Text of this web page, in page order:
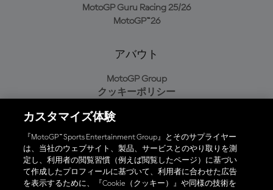
MotoGP Guru Racing 25/26
MotoGP™26
アバウト
MotoGP Group
クッキーポリシー
プライバシーポリシー
購入ポリシー
オフィシャルアプリ
カスタマイズ体験
『MotoGP™ Sports Entertainment Group』とそのサプライヤー
は、当社のウェブサイト、製品、サービスとのやり取りを測
定し、利用者の閲覧習慣（例えば閲覧したページ）に基づい
て作成したプロフィールに基づいて、利用者に合わせた広告
を表示するために、『Cookie（クッキー）』や同様の技術を